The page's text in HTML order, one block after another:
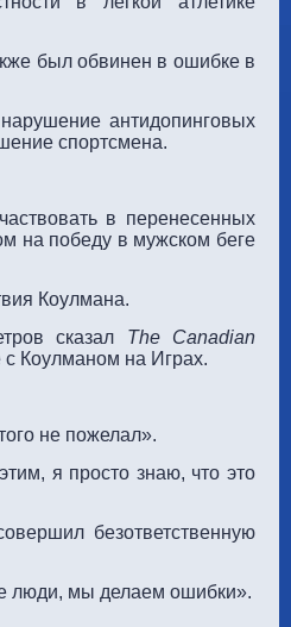
был обвинен в ошибке в
антидопинговых
спортсмена.
в перенесенных
на победу в мужском беге
Коулмана.
сказал The Canadian
с Коулманом на Играх.
не пожелал».
я просто знаю, что это
безответственную
люди, мы делаем ошибки».